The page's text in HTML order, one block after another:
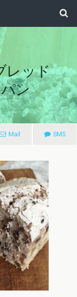
レッド
ン
Mail SMS